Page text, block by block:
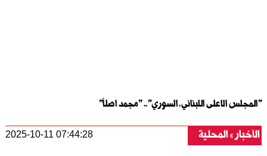
"المجلس الاعلى اللبناني ـ السوري".. "مجمد اصلاً"
الأخبار المحلية 2025-10-11 07:44:28